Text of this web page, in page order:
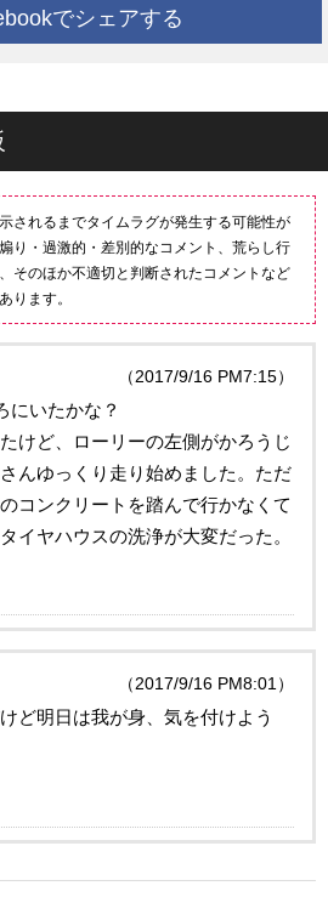
でシェアする
されるまでタイムラグが発生する可能性が
り・過激的・差別的なコメント、荒らし行
そのほか不適切と判断されたコメントなど
ります。
（2017/9/16 PM7:15）
にいたかな？
けど、ローリーの左側がかろうじ
んゆっくり走り始めました。ただ
コンクリートを踏んで行かなくて
イヤハウスの洗浄が大変だった。
（2017/9/16 PM8:01）
ど明日は我が身、気を付けよう